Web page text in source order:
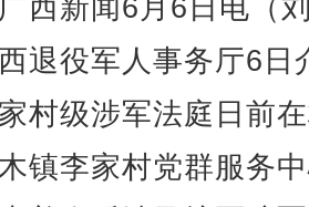
新闻6月6日电（
退役军人事务厅6日
村级涉军法庭日前
镇李家村党群服务